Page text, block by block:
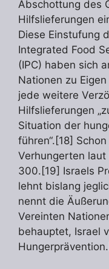
Abschottung des
Hilfslieferungen
Diese Einstufung
Integrated Food
(IPC) haben sich
Nationen zu
jede weitere
Hilfslieferungen
Situation der
führen“.[18]
Verhungerten
300.[19] Israels
lehnt bislang
nennt die
Vereinten
behauptet, Israel